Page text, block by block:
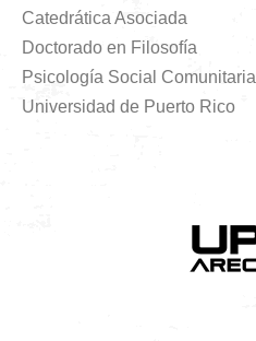
Catedrática Asociada
Doctorado en Filosofía
Psicología Social Comunitaria
Universidad de Puerto Rico